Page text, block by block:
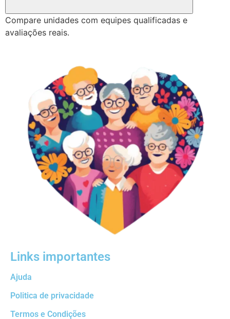
Compare unidades com equipes qualificadas e
avaliações reais.
Links importantes
Ajuda
Politica de privacidade
Termos e Condições